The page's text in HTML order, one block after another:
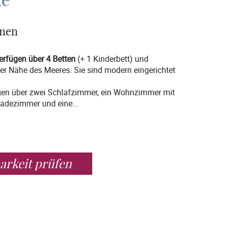
über 4 Betten (+ 1 Kinderbett) und
Nähe des Meeres. Sie sind modern eingerichtet
über zwei Schlafzimmer, ein Wohnzimmer mit
und eine...
prüfen